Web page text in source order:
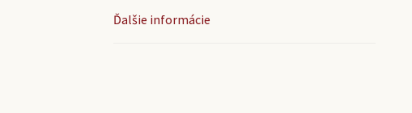
Ďalšie informácie